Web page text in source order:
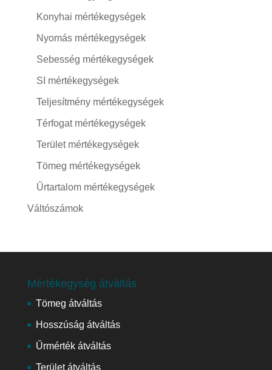
Konyhai mértékegységek
Nyomás mértékegységek
Sebesség mértékegységek
SI mértékegységek
Teljesítmény mértékegységek
Térfogat mértékegységek
Terület mértékegységek
Tömeg mértékegységek
Űrtartalom mértékegységek
Váltószámok
Mértékegység átváltás
Tömeg átváltás
Hosszúság átváltás
Űrmérték átváltás
Terület átváltás